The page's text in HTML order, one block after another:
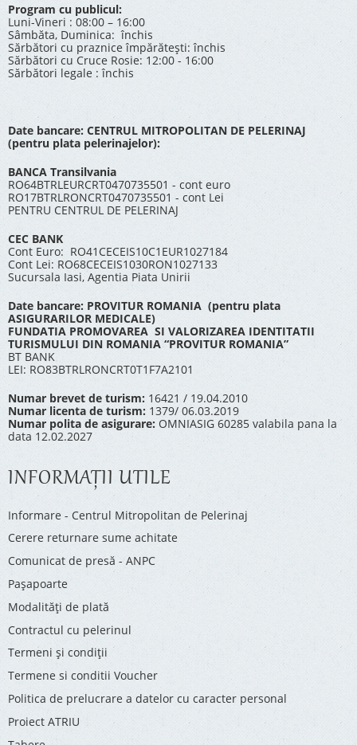
Program cu publicul:
Luni-Vineri : 08:00 – 16:00
Sâmbăta, Duminica: închis
Sărbători cu praznice împărătești: închis
Sărbători cu Cruce Rosie: 12:00 - 16:00
Sărbători legale : închis
Date bancare: CENTRUL MITROPOLITAN DE PELERINAJ
(pentru plata pelerinajelor):
BANCA Transilvania
RO64BTRLEURCRT0470735501 - cont euro
RO17BTRLRONCRT0470735501 - cont Lei
PENTRU CENTRUL DE PELERINAJ
CEC BANK
Cont Euro: RO41CECEIS10C1EUR1027184
Cont Lei: RO68CECEIS1030RON1027133
Sucursala Iasi, Agentia Piata Unirii
Date bancare: PROVITUR ROMANIA (pentru plata
ASIGURARILOR MEDICALE)
FUNDATIA PROMOVAREA SI VALORIZAREA IDENTITATII
TURISMULUI DIN ROMANIA “PROVITUR ROMANIA”
BT BANK
LEI: RO83BTRLRONCRT0T1F7A2101
Numar brevet de turism: 16421 / 19.04.2010
Numar licenta de turism: 1379/ 06.03.2019
Numar polita de asigurare: OMNIASIG 60285 valabila pana la
data 12.02.2027
INFORMAŢII UTILE
Informare - Centrul Mitropolitan de Pelerinaj
Cerere returnare sume achitate
Comunicat de presă - ANPC
Pașapoarte
Modalități de plată
Contractul cu pelerinul
Termeni și condiții
Termene si conditii Voucher
Politica de prelucrare a datelor cu caracter personal
Proiect ATRIU